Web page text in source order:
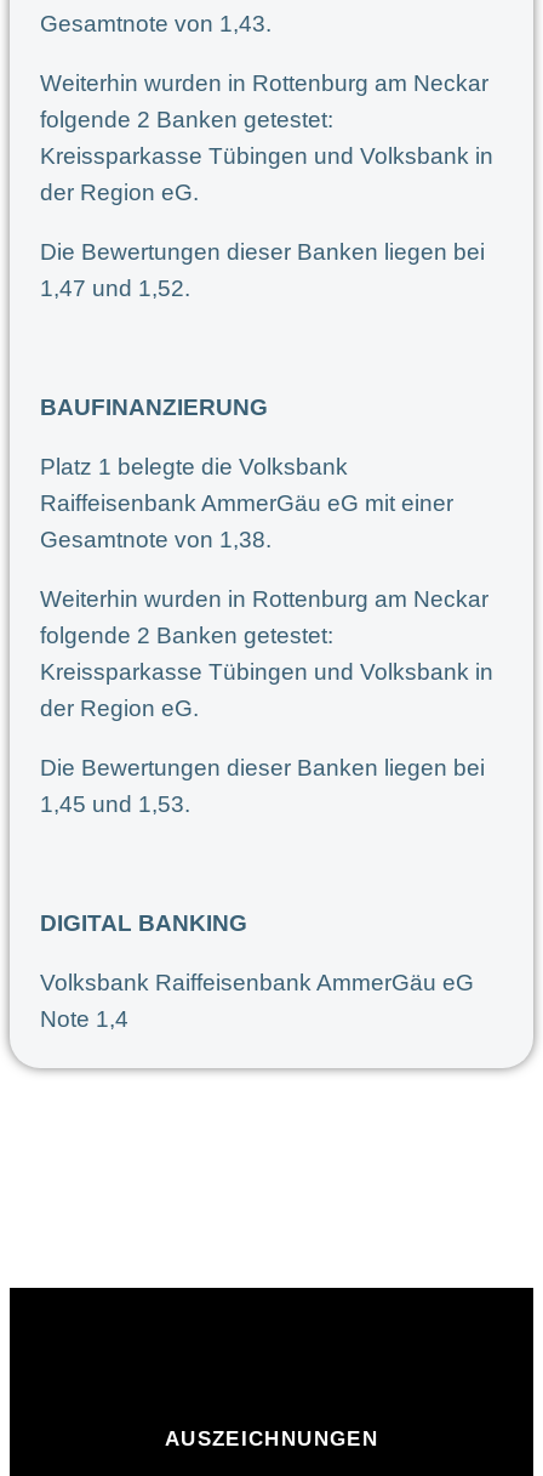
Gesamtnote von 1,43.
Weiterhin wurden in Rottenburg am Neckar
folgende 2 Banken getestet:
Kreissparkasse Tübingen und Volksbank in
der Region eG.
Die Bewertungen dieser Banken liegen bei
1,47 und 1,52.
BAUFINANZIERUNG
Platz 1 belegte die Volksbank
Raiffeisenbank AmmerGäu eG mit einer
Gesamtnote von 1,38.
Weiterhin wurden in Rottenburg am Neckar
folgende 2 Banken getestet:
Kreissparkasse Tübingen und Volksbank in
der Region eG.
Die Bewertungen dieser Banken liegen bei
1,45 und 1,53.
DIGITAL BANKING
Volksbank Raiffeisenbank AmmerGäu eG
Note 1,4
AUSZEICHNUNGEN